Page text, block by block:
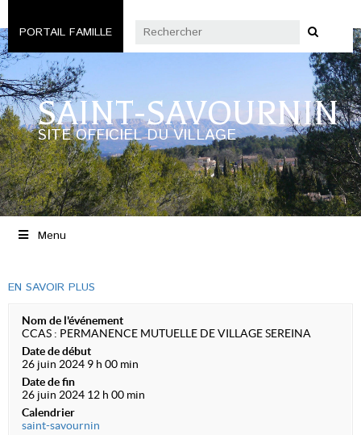
PORTAIL FAMILLE
SAINT-SAVOURNIN
SITE OFFICIEL DU VILLAGE
Menu
EN SAVOIR PLUS
Nom de l'événement
CCAS : PERMANENCE MUTUELLE DE VILLAGE SEREINA
Date de début
26 juin 2024 9 h 00 min
Date de fin
26 juin 2024 12 h 00 min
Calendrier
saint-savournin